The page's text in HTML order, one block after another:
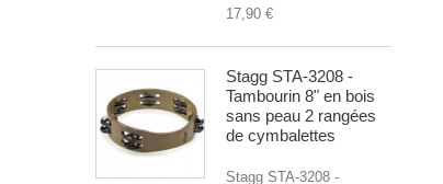
17,90 €
Stagg STA-3208 -
Tambourin 8" en bois
sans peau 2 rangées
de cymbalettes
Stagg STA-3208 -